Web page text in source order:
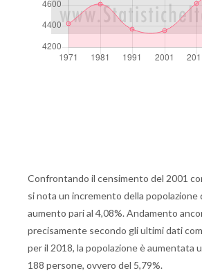
Confrontando il censimento del 2001
si nota un incremento della popolazione
aumento pari al 4,08%. Andamento
precisamente secondo gli ultimi dati
per il 2018, la popolazione è aumentata
188 persone, ovvero del 5,79%.